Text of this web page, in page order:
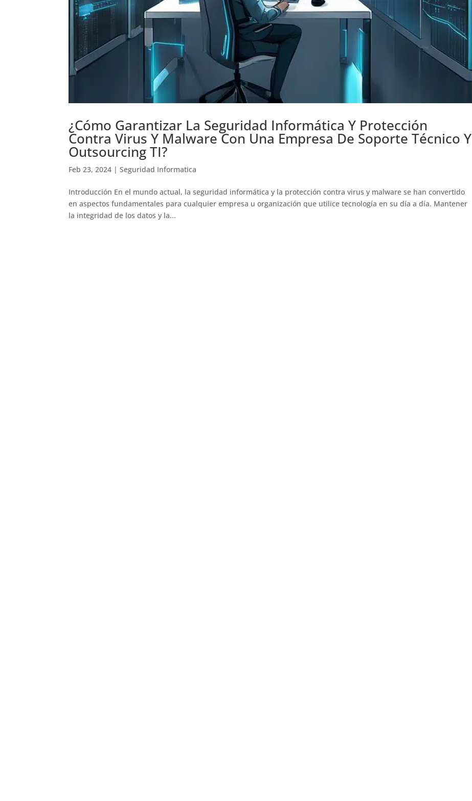
¿Cómo Garantizar La Seguridad Informática Y Protección
Contra Virus Y Malware Con Una Empresa De Soporte Técnico Y
Outsourcing TI?
Feb 23, 2024 |Seguridad Informatica
Introducción En el mundo actual, la seguridad informática y la protección contra virus y malware se han convertido
en aspectos fundamentales para cualquier empresa u organización que utilice tecnología en su día a día. Mantener
la integridad de los datos y la...